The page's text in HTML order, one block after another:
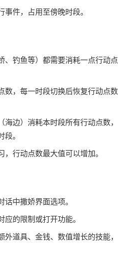
件，占用至傍晚时段。
、钓鱼等）都需要消耗一点行动点
数，每一时段切换后恢复行动点数
边）消耗本时段所有行动点数，
。
行动点数最大值可以增加。
中撒娇界面选项。
的限制或打开功能。
道具、金钱、数值增长的技能，